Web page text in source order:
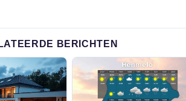
BERICHTEN